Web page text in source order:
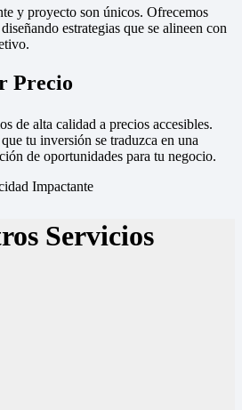
y proyecto son únicos. Ofrecemos
estrategias que se alineen con
Precio
de alta calidad a precios accesibles.
tu inversión se traduzca en una
de oportunidades para tu negocio.
Impactante
Servicios